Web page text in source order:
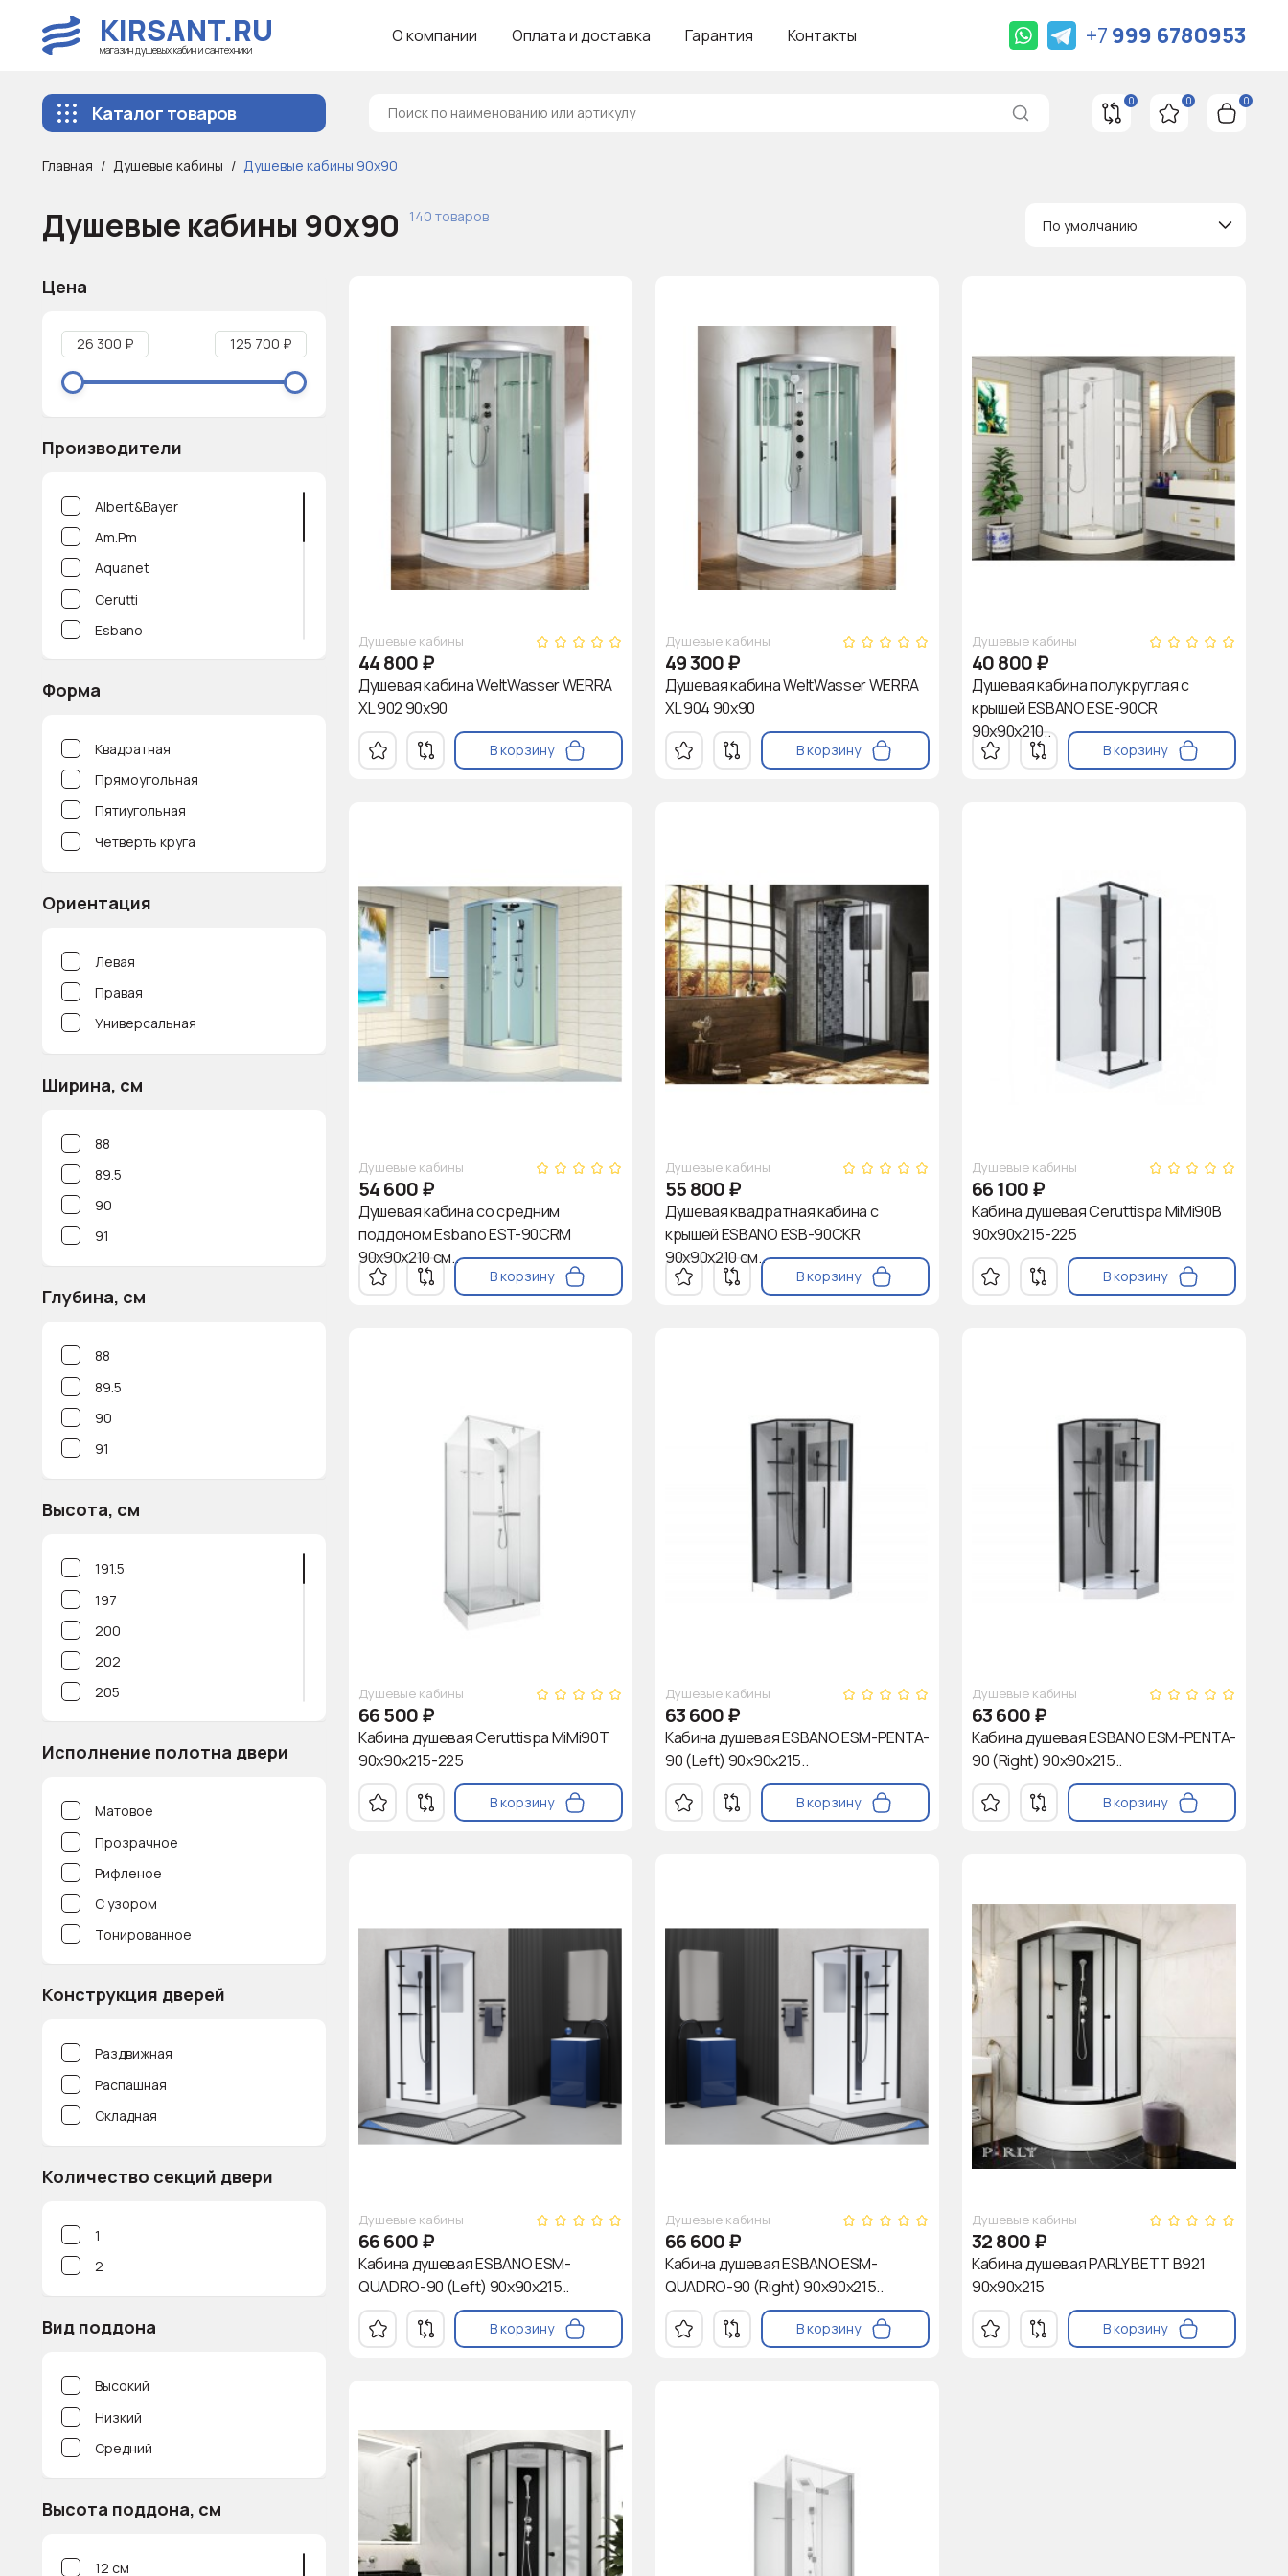
KIRSANT.RU
магазин душевых кабин и сантехники
О компании Оплата и доставка Гарантия Контакты +7 999 6780953
Каталог товаров
0 0 0
Главная Душевые кабины Душевые кабины 90x90
Душевые кабины 90x90 140 товаров По умолчанию
Цена
26 300 ₽ 125 700 ₽
Производители
Albert&Bayer
Am.Pm
Aquanet
Cerutti
Esbano
Niagara
Parly
River
Royal Bath
Taliente
Timo
Triton
WeltWasser
Форма
Квадратная
Прямоугольная
Пятиугольная
Четверть круга
Ориентация
Левая
Правая
Универсальная
Ширина, см
88
89.5
90
91
Глубина, см
88
89.5
90
91
Высота, см
191.5
197
200
202
205
205.5
206
213
215
216
217
217.5
219.5
222
223
225
227
Исполнение полотна двери
Матовое
Прозрачное
Рифленое
С узором
Тонированное
Конструкция дверей
Раздвижная
Распашная
Складная
Количество секций двери
1
2
Вид поддона
Высокий
Низкий
Средний
Высота поддона, см
12 см
Душевые кабины
44 800₽
Душевая кабина WeltWasser WERRA
XL 902 90х90
В корзину
Душевые кабины
49 300₽
Душевая кабина WeltWasser WERRA
XL 904 90х90
В корзину
Душевые кабины
40 800₽
Душевая кабина полукруглая с
крышей ESBANO ESE-90CR
90х90х210..
В корзину
Душевые кабины
54 600₽
Душевая кабина со средним
поддоном Esbano EST-90CRM
90х90х210 см..
В корзину
Душевые кабины
55 800₽
Душевая квадратная кабина с
крышей ESBANO ESB-90CKR
90х90х210 см..
В корзину
Душевые кабины
66 100₽
Кабина душевая Ceruttispa MiMi90B
90x90x215-225
В корзину
Душевые кабины
66 500₽
Кабина душевая Ceruttispa MiMi90T
90x90x215-225
В корзину
Душевые кабины
63 600₽
Кабина душевая ESBANO ESM-PENTA-
90 (Left) 90х90х215..
В корзину
Душевые кабины
63 600₽
Кабина душевая ESBANO ESM-PENTA-
90 (Right) 90х90х215..
В корзину
Душевые кабины
66 600₽
Кабина душевая ESBANO ESM-
QUADRO-90 (Left) 90х90х215..
В корзину
Душевые кабины
66 600₽
Кабина душевая ESBANO ESM-
QUADRO-90 (Right) 90х90х215..
В корзину
Душевые кабины
32 800₽
Кабина душевая PARLY BETT B921
90х90х215
В корзину